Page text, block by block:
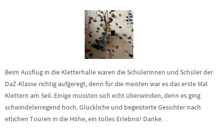
Beim Ausflug in die Kletterhalle waren die Schülerinnen und Schüler der
DaZ-Klasse richtig aufgeregt, denn für die meisten war es das erste Mal
Klettern am Seil. Einige mussten sich echt überwinden, denn es ging
schwindelerregend hoch. Glückliche und begeisterte Gesichter nach
etlichen Touren in die Höhe, ein tolles Erlebnis! Danke…